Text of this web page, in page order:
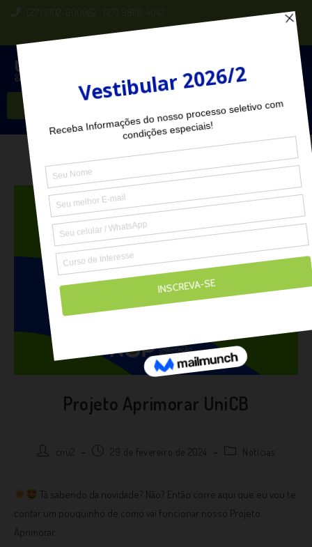
(27) 2102-6000 (27) 98118-4047
Seja Aluno
Projeto Aprimorar UniCB
cnu2 29 de fevereiro de 2024 Notícias
Tá sabendo da novidade? Não? Então corre aqui que eu vou te
contar um pouquinho de como vai funcionar nosso Projeto
Aprimorar.